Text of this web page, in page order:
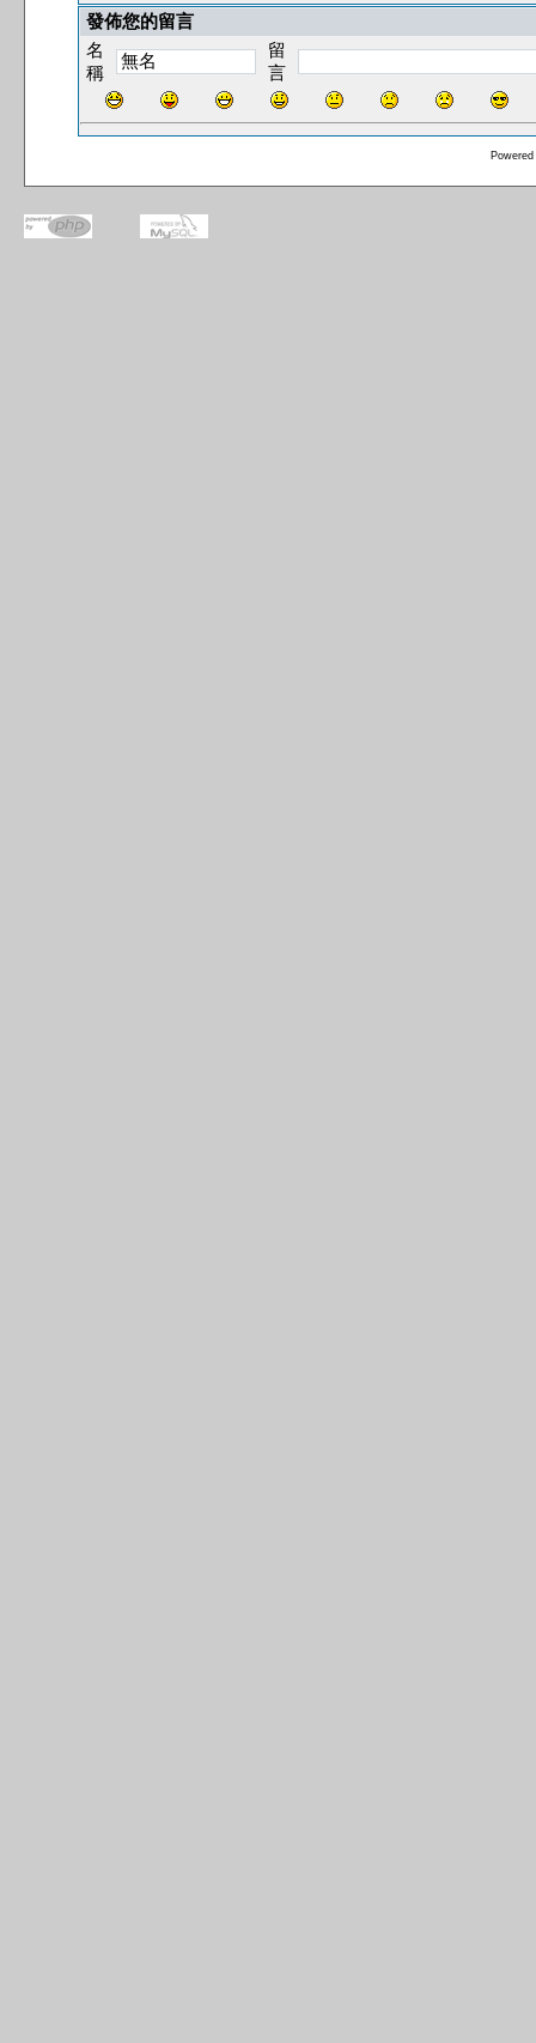
發佈您的留言
名
稱
留
言